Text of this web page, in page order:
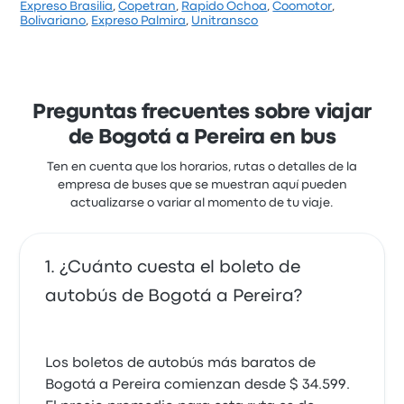
Laura Sofia B.
5.0 de 5 estrellas
Bolivariano
Franedward M.
24 de agosto de 2019
4.0 de 5 estrellas
Ana D.
Excelente servicio
5.0 de 5 estrellas
durar alrededor de 10 horas 15 minutos.
Una buena manera de viajar en esta ruta es con los
quieres ir por un precio justo.
Expreso Brasilia,Copetran, Rapido Ochoa,Coomotor,
Bolivariano, Expreso Palmira, Unitransco
Preguntas frecuentes sobre viajar
de Bogotá a Pereira en bus
Ten en cuenta que los horarios, rutas o detalles de la
empresa de buses que se muestran aquí pueden
actualizarse o variar al momento de tu viaje.
¿Cuánto cuesta el boleto de
autobús de Bogotá a Pereira?
Los boletos de autobús más baratos de
Bogotá a Pereira comienzan desde $ 34.599.